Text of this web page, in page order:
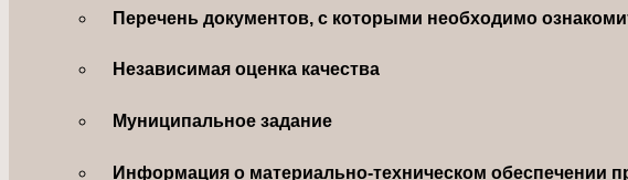
Перечень документов, с которыми необходимо
Независимая оценка качества
Муниципальное задание
Информация о материально-техническом обеспечении